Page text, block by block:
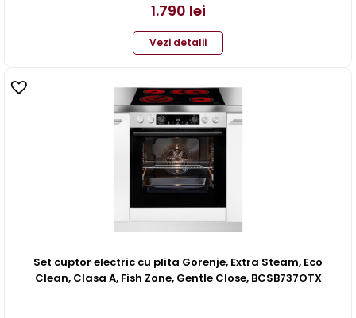
1.790 lei
Vezi detalii
Set cuptor electric cu plita Gorenje, Extra Steam, Eco
Clean, Clasa A, Fish Zone, Gentle Close, BCSB737OTX